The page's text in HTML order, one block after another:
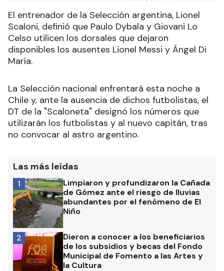
El entrenador de la Selección argentina, Lionel
Scaloni, definió que Paulo Dybala y Giovani Lo
Celso utilicen los dorsales que dejaron
disponibles los ausentes Lionel Messi y Ángel Di
María.
La Selección nacional enfrentará esta noche a
Chile y, ante la ausencia de dichos futbolistas, el
DT de la "Scaloneta" designó los números que
utilizarán los futbolistas y al nuevo capitán, tras
no convocar al astro argentino.
Las más leídas
Limpiaron y profundizaron la Cañada
de Gómez ante el riesgo de lluvias
abundantes por el fenómeno de El
Niño
1
Dieron a conocer a los beneficiarios
de los subsidios y becas del Fondo
Municipal de Fomento a las Artes y
la Cultura
2